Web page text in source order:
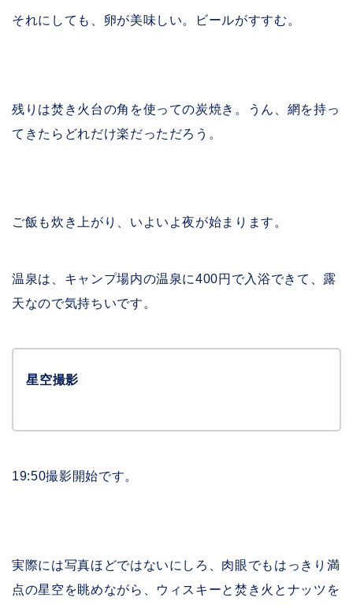
それにしても、卵が美味しい。ビールがすすむ。
残りは焚き火台の角を使っての炭焼き。うん、網を持っ
てきたらどれだけ楽だっただろう。
ご飯も炊き上がり、いよいよ夜が始まります。
温泉は、キャンプ場内の温泉に400円で入浴できて、露
天なので気持ちいです。
星空撮影
19:50撮影開始です。
実際には写真ほどではないにしろ、肉眼でもはっきり満
点の星空を眺めながら、ウィスキーと焚き火とナッツを